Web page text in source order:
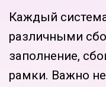
Каждый
различными
заполнение,
рамки. Важно